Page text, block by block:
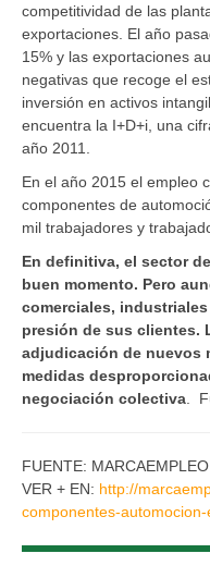
competitividad de las
exportaciones. El año
15% y las exportaciones
negativas que recoge el
inversión en activos
encuentra la I+D+i, una
año 2011.
En el año 2015 el empleo
componentes de
mil trabajadores y
En definitiva, el sector
buen momento. Pero
comerciales,
presión de sus clientes.
adjudicación de nuevos
medidas
negociación colectiva .
FUENTE: MARCAEMPLEO
VER + EN: http://
componentes-